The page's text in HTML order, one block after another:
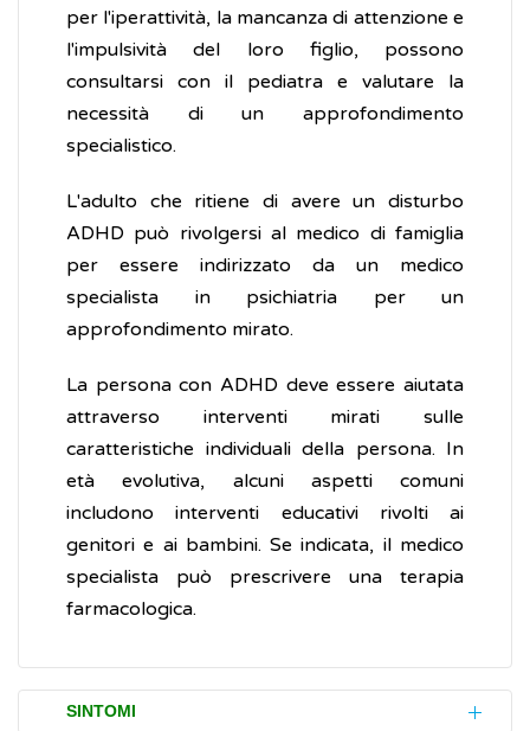
per l'iperattività, la mancanza di attenzione e
l'impulsività del loro figlio, possono
consultarsi con il pediatra e valutare la
necessità di un approfondimento
specialistico.
L'adulto che ritiene di avere un disturbo
ADHD può rivolgersi al medico di famiglia
per essere indirizzato da un medico
specialista in psichiatria per un
approfondimento mirato.
La persona con ADHD deve essere aiutata
attraverso interventi mirati sulle
caratteristiche individuali della persona. In
età evolutiva, alcuni aspetti comuni
includono interventi educativi rivolti ai
genitori e ai bambini. Se indicata, il medico
specialista può prescrivere una terapia
farmacologica.
SINTOMI